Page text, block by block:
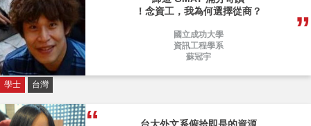
！念資工，我為何選擇從商？
國立成功大學
資訊工程學系
蘇冠宇
學士 台灣